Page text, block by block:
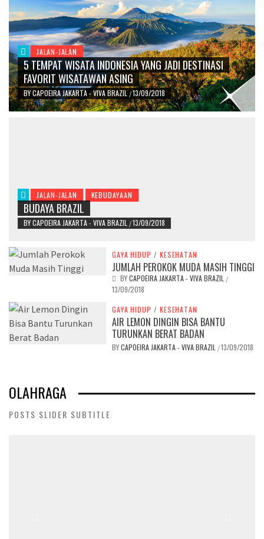
JALAN-JALAN
5 TEMPAT WISATA INDONESIA YANG JADI DESTINASI
FAVORIT WISATAWAN ASING
BYCAPOEIRA JAKARTA - VIVA BRAZIL/13/09/2018
JALAN-JALAN KEBUDAYAAN
BUDAYA BRAZIL
BYCAPOEIRA JAKARTA - VIVA BRAZIL /13/09/2018
GAYA HIDUP / KESEHATAN
JUMLAH PEROKOK MUDA MASIH TINGGI
BY CAPOEIRA JAKARTA - VIVA BRAZIL /
13/09/2018
GAYA HIDUP / KESEHATAN
AIR LEMON DINGIN BISA BANTU
TURUNKAN BERAT BADAN
BY CAPOEIRA JAKARTA - VIVA BRAZIL /13/09/2018
OLAHRAGA
POSTS SLIDER SUBTITLE